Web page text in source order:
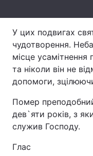
Інтерв'ю
Архів
Контакти
Послуги
У цих подвигах
чудотворення.
місце
та ніколи він не
допомоги,
Помер
дев`яти років, з
служив Господу.
Глас